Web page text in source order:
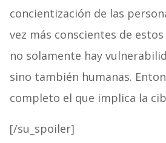
concientización de las
vez más conscientes de
no solamente hay
sino también humanas.
completo el que implica la
[/su_spoiler]